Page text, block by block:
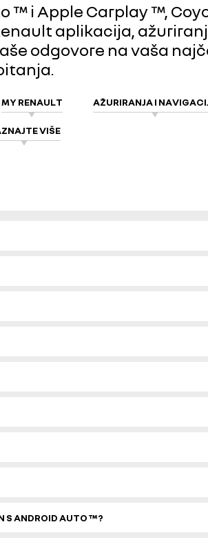
™ i Apple Carplay ™,
aplikacija,
odgovore na vaša
MY RENAULT AŽURIRANJA I
VIŠE
S ANDROID AUTO ™?